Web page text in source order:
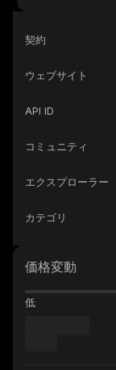
契約
ウェブサイト
API ID
コミュニティ
エクスプローラー
カテゴリ
価格変動
低